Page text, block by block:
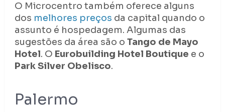
O Microcentro também oferece alguns
dos melhores preços da capital quando o
assunto é hospedagem. Algumas das
sugestões da área são o Tango de Mayo
Hotel. O Eurobuilding Hotel Boutique e o
Park Silver Obelisco.
Palermo